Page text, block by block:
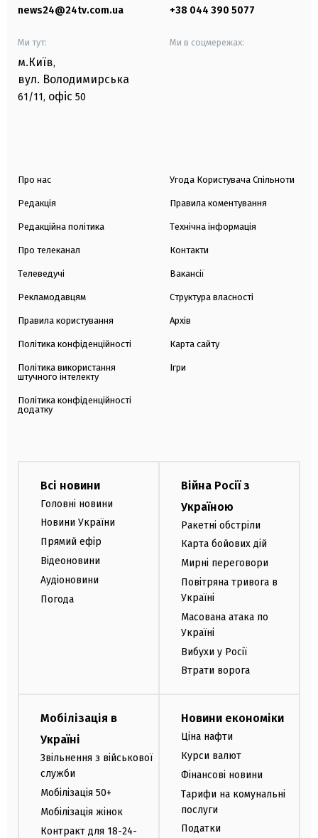
news24@24tv.com.ua +38 044 390 5077
Ми тут:
м.Київ,
вул. Володимирська
61/11, офіс 50
Ми в соцмережах:
Про нас
Редакція
Редакційна політика
Про телеканал
Телеведучі
Рекламодавцям
Правила користування
Політика конфіденційності
Політика використання
штучного інтелекту
Політика конфіденційності
додатку
Угода Користувача Спільноти
Правила коментування
Технічна інформація
Контакти
Вакансії
Структура власності
Архів
Карта сайту
Ігри
Всі новини
Головні новини
Новини України
Прямий ефір
Відеоновини
Аудіоновини
Погода
Війна Росії з
Україною
Ракетні обстріли
Карта бойових дій
Мирні переговори
Повітряна тривога в
Україні
Масована атака по
Україні
Вибухи у Росії
Втрати ворога
Мобілізація в
Україні
Звільнення з військової
служби
Мобілізація 50+
Мобілізація жінок
Контракт для 18-24-
Новини економіки
Ціна нафти
Курси валют
Фінансові новини
Тарифи на комунальні
послуги
Податки